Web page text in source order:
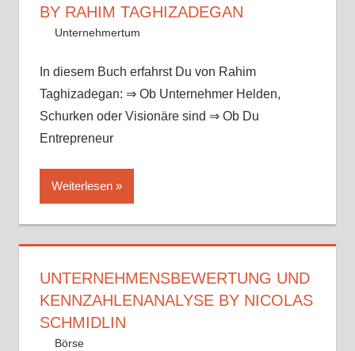
BY RAHIM TAGHIZADEGAN
13. August 2017
Mike
Unternehmertum
In diesem Buch erfahrst Du von Rahim
Taghizadegan: ⇒ Ob Unternehmer Helden,
Schurken oder Visionäre sind ⇒ Ob Du
Entrepreneur
Weiterlesen
UNTERNEHMENSBEWERTUNG UND
KENNZAHLENANALYSE BY NICOLAS
SCHMIDLIN
13. August 2017
Mike
Börse